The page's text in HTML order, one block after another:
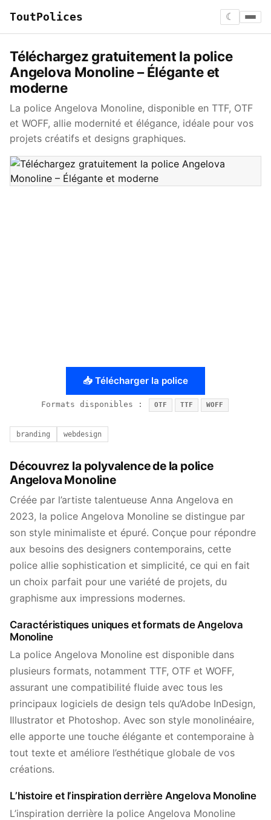
ToutPolices ☾
Téléchargez gratuitement la police
Angelova Monoline – Élégante et
moderne
La police Angelova Monoline, disponible en TTF, OTF
et WOFF, allie modernité et élégance, idéale pour vos
projets créatifs et designs graphiques.
📥 Télécharger la police
Formats disponibles : OTF TTF WOFF
branding webdesign
Découvrez la polyvalence de la police
Angelova Monoline
Créée par l’artiste talentueuse Anna Angelova en
2023, la police Angelova Monoline se distingue par
son style minimaliste et épuré. Conçue pour répondre
aux besoins des designers contemporains, cette
police allie sophistication et simplicité, ce qui en fait
un choix parfait pour une variété de projets, du
graphisme aux impressions modernes.
Caractéristiques uniques et formats de Angelova
Monoline
La police Angelova Monoline est disponible dans
plusieurs formats, notamment TTF, OTF et WOFF,
assurant une compatibilité fluide avec tous les
principaux logiciels de design tels qu’Adobe InDesign,
Illustrator et Photoshop. Avec son style monolinéaire,
elle apporte une touche élégante et contemporaine à
tout texte et améliore l’esthétique globale de vos
créations.
L’histoire et l’inspiration derrière Angelova Monoline
L’inspiration derrière la police Angelova Monoline